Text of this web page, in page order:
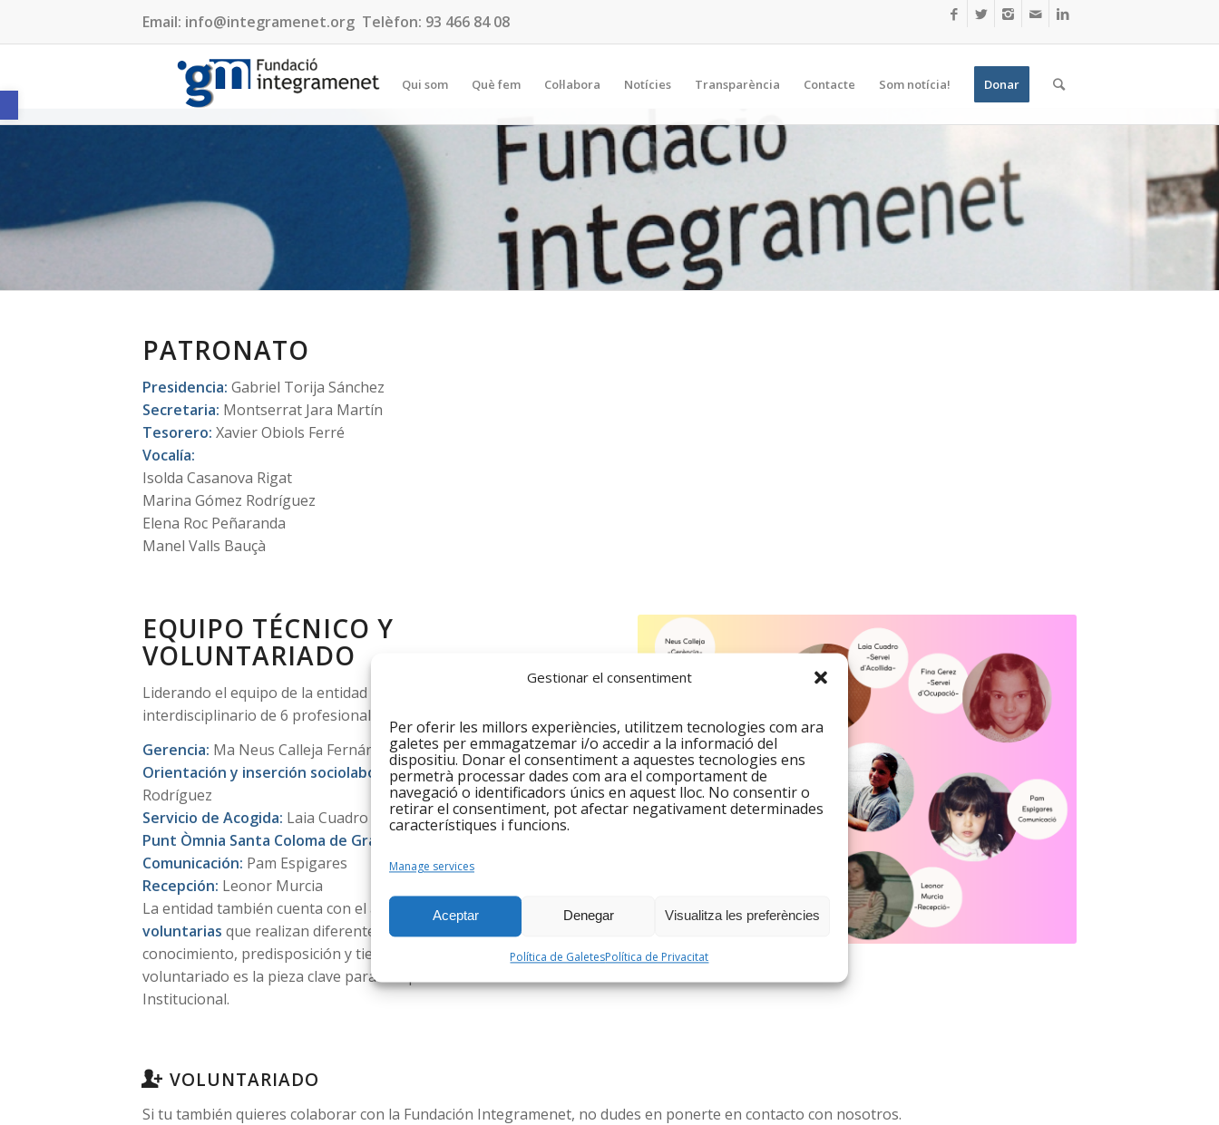
Obre la barra d'eines
Gestionar el consentiment
Per oferir les millors experiències, utilitzem tecnologies com ara
galetes per emmagatzemar i/o accedir a la informació del
dispositiu. Donar el consentiment a aquestes tecnologies ens
permetrà processar dades com ara el comportament de
navegació o identificadors únics en aquest lloc. No consentir o
retirar el consentiment, pot afectar negativament determinades
característiques i funcions.
Manage services
Aceptar Denegar Visualitza les preferències
Política de GaletesPolítica de Privacitat
Email: info@integramenet.org Telèfon: 93 466 84 08
Qui som Què fem Col·labora Notícies Transparència Contacte Som notícia! Donar
PATRONATO
Presidencia: Gabriel Torija Sánchez
Secretaria: Montserrat Jara Martín
Tesorero: Xavier Obiols Ferré
Vocalía:
Isolda Casanova Rigat
Marina Gómez Rodríguez
Elena Roc Peñaranda
Manel Valls Bauçà
EQUIPO TÉCNICO Y
VOLUNTARIADO
Liderando el equipo de la entidad hay un equipo
interdisciplinario de 6 profesionales del ámbito social y laboral:
Gerencia: Ma Neus Calleja Fernández
Orientación y inserción sociolaboral:Fina Gerez y Rafi
Rodríguez
Servicio de Acogida: Laia Cuadro
Punt Òmnia Santa Coloma de Gramenet:
Mireia Monterde
Comunicación: Pam Espigares
Recepción: Leonor Murcia
La entidad también cuenta con el apoyo de un grupo de
voluntarias que realizan diferentes actividades compartiendo su
conocimiento, predisposición y tiempo. Para la Fundación, el
voluntariado es la pieza clave para cumplir con la misión
Institucional.
VOLUNTARIADO
Si tu también quieres colaborar con la Fundación Integramenet, no dudes en ponerte en contacto con nosotros.